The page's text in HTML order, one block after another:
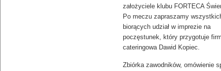
założyciele klubu FORTECA
Po meczu zapraszamy
biorących udział w imprezie na
poczęstunek, który przygotuje
cateringowa Dawid Kopiec.
Zbiórka zawodników, omówienie